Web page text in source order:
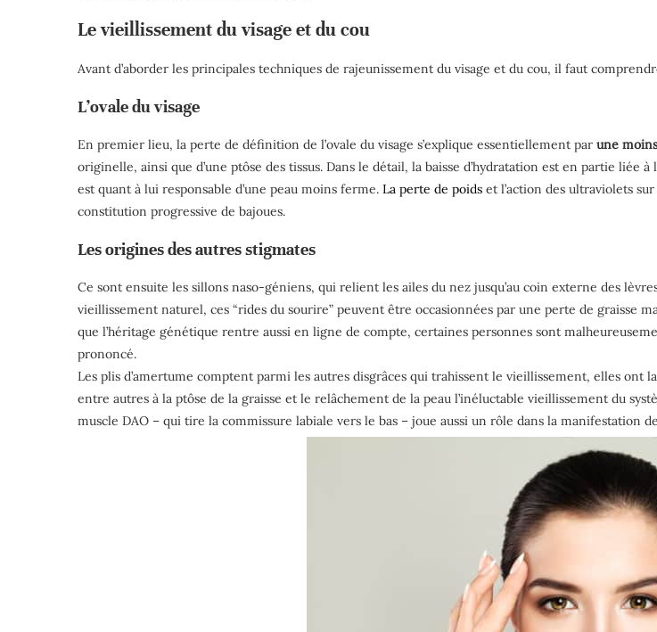
Le vieillissement du visage et du cou
Avant d’aborder les principales techniques de rajeunissement du visage et du cou, il faut
L’ovale du visage
En premier lieu, la perte de définition de l’ovale du visage s’explique essentiellement par une
originelle, ainsi que d’une ptôse des tissus. Dans le détail, la baisse d’hydratation est en partie liée à
est quant à lui responsable d’une peau moins ferme. La perte de poids et l’action des ultraviolets
constitution progressive de bajoues.
Les origines des autres stigmates
Ce sont ensuite les sillons naso-géniens, qui relient les ailes du nez jusqu’au coin externe des
vieillissement naturel, ces “rides du sourire” peuvent être occasionnées par une perte de graisse
que l’héritage génétique rentre aussi en ligne de compte, certaines personnes sont
prononcé.
Les plis d’amertume comptent parmi les autres disgrâces qui trahissent le vieillissement, elles ont la
entre autres à la ptôse de la graisse et le relâchement de la peau l’inéluctable vieillissement du
muscle DAO – qui tire la commissure labiale vers le bas – joue aussi un rôle dans la manifestation